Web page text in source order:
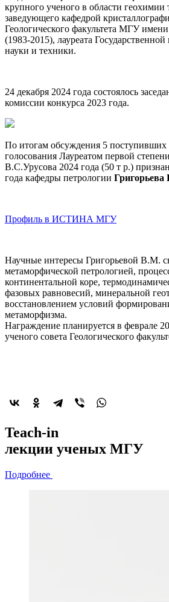
крупного ученого в области геохимии
заведующего кафедрой
Геологического факультета МГУ
(1983-2015), лауреата
науки и техники.
24 декабря 2024 года состоялось
комиссии конкурса 2023 года.
По итогам обсуждения 5 поступивших
голосования Лауреатом первой
В.С.Урусова 2024 года (50 т р.)
года кафедры петрологии
Профиль в ИСТИНА МГУ
Научные интересы Григорьевой В.М.
метаморфической петрологией,
континентальной коре,
фазовых равновесий, минеральной
восстановлением условий
метаморфизма.
Награждение планируется в феврале
ученого совета Геологического
2022-й год
объявленгодом
Подробнее
Teach-in
лекции ученых МГУ
Подробнее